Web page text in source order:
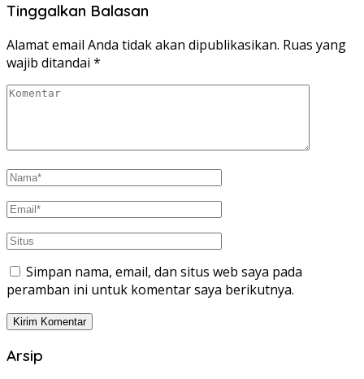
Tinggalkan Balasan
Alamat email Anda tidak akan dipublikasikan. Ruas yang
wajib ditandai *
Simpan nama, email, dan situs web saya pada
peramban ini untuk komentar saya berikutnya.
Arsip